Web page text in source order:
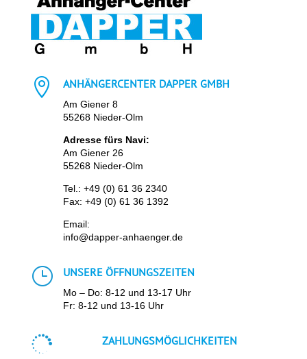
 ANHÄNGERCENTER DAPPER GMBH
Am Giener 8
55268 Nieder-Olm
Adresse fürs Navi:
Am Giener 26
55268 Nieder-Olm
Tel.: +49 (0) 61 36 2340
Fax: +49 (0) 61 36 1392
Email:
info@dapper-anhaenger.de
} UNSERE ÖFFNUNGSZEITEN
Mo – Do: 8-12 und 13-17 Uhr
Fr: 8-12 und 13-16 Uhr
 ZAHLUNGSMÖGLICHKEITEN